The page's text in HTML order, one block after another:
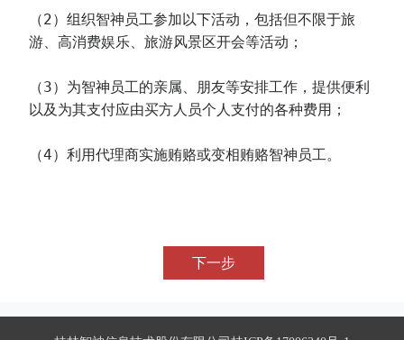
（2）组织智神员工参加以下活动，包括但不限于旅
游、高消费娱乐、旅游风景区开会等活动；
（3）为智神员工的亲属、朋友等安排工作，提供便利
以及为其支付应由买方人员个人支付的各种费用；
（4）利用代理商实施贿赂或变相贿赂智神员工。
下一步